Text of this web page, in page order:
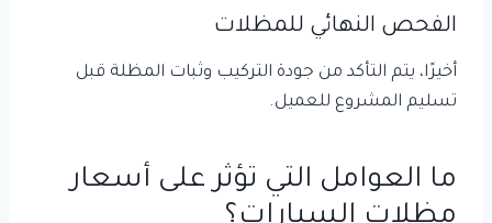
الفحص النهائي للمظلات
أخيرًا، يتم التأكد من جودة التركيب وثبات المظلة قبل
تسليم المشروع للعميل.
ما العوامل التي تؤثر على أسعار